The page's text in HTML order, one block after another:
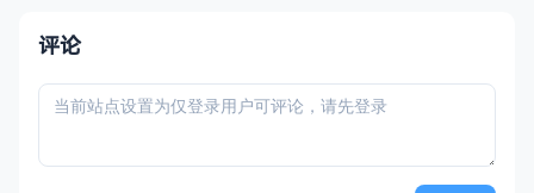
评论